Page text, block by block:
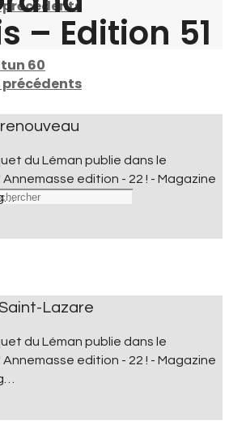
précédents
60
précédents
– Edition 51
du Léman publie dans le
edition - 22 ! - Magazine
Lazare
du Léman publie dans le
edition - 22 ! - Magazine